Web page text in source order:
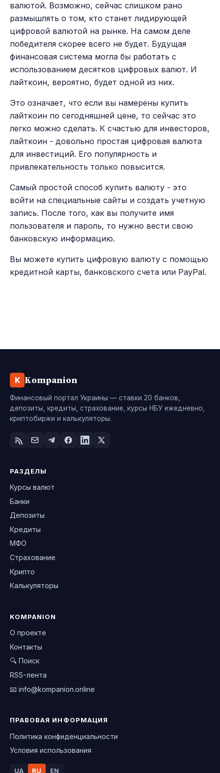
валютой. Возможно, сейчас слишком рано
размышлять о том, кто станет лидирующей
цифровой валютой на рынке. На самом деле
победителя скорее всего не будет. Будущая
финансовая система могла бы работать с
использованием десятков цифровых валют. И
лайткоин, вероятно, будет одной из них.
Это означает, что если вы намерены купить
лайткоин по сегодняшней цене, то сейчас это
легко можно сделать. К счастью для инвесторов,
лайткоин - довольно простая цифровая валюта
для инвестиций. Его популярность и
привлекательность только повысится.
Самый простой способ купить валюту - это
войти на специальные сайты и создать учетную
запись. После того, как вы получите имя
пользователя и пароль, то нужно вести свою
банковскую информацию.
Вы можете купить цифровую валюту с помощью
кредитной карты, банковского счета или PayPal.
K Kompanion
Финансовый портал Украины — ставки 20 банков,
депозиты, кредиты, страхование, курсы НБУ ежедневно,
криптобиржи и калькуляторы.
РАЗДЕЛЫ
Курсы валют
Банки
Депозиты
Кредиты
МФО
Страхование
Крипто
Калькуляторы
KOMPANION
О проекте
Контакты
🔍 Поиск
RSS-лента
📧 info@kompanion.online
ПРАВОВАЯ ИНФОРМАЦИЯ
Политика конфиденциальности
Условия использования
UA RU EN